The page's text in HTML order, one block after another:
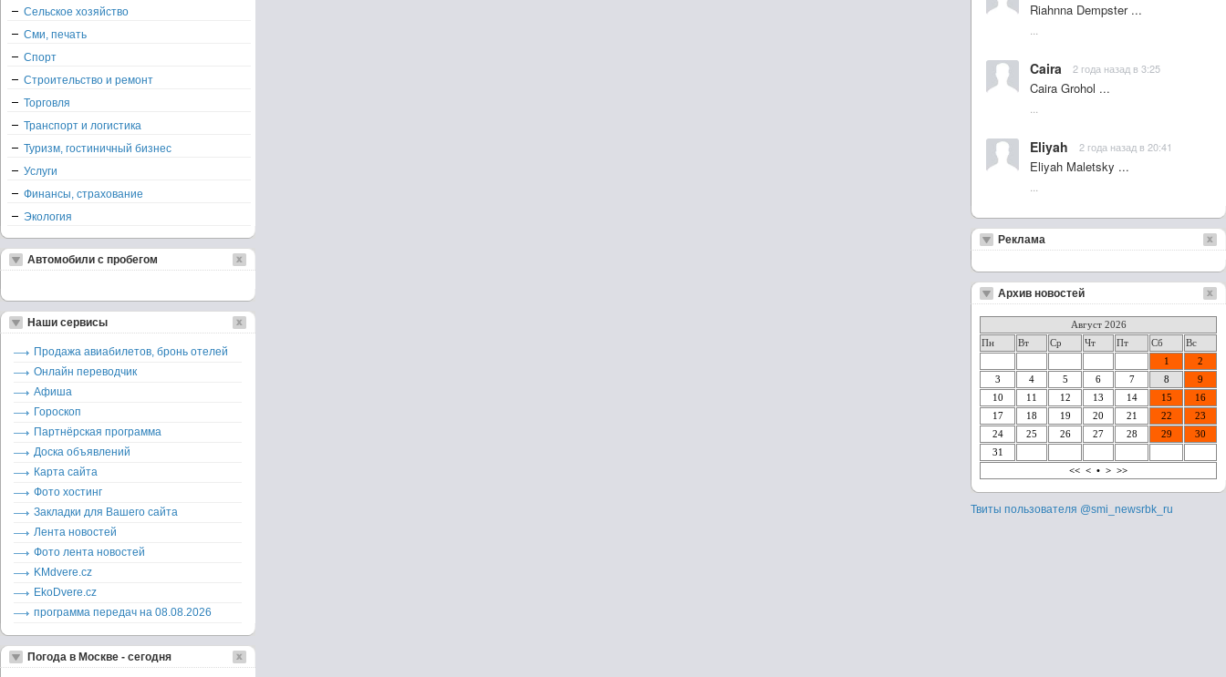
Сельское хозяйство
Сми, печать
Спорт
Строительство и ремонт
Торговля
Транспорт и логистика
Туризм, гостиничный бизнес
Услуги
Финансы, страхование
Экология
Автомобили с пробегом
Наши сервисы
Продажа авиабилетов, бронь отелей
Онлайн переводчик
Афиша
Гороскоп
Партнёрская программа
Доска объявлений
Карта сайта
Фото хостинг
Закладки для Вашего сайта
Лента новостей
Фото лента новостей
KMdvere.cz
EkoDvere.cz
программа передач на 08.08.2026
Погода в Москве - сегодня
Riahnna Dempster ...
Caira 2 года назад в 3:25
Caira Grohol ...
Eliyah 2 года назад в 20:41
Eliyah Maletsky ...
Реклама
Архив новостей
Август 2026
Пн
Вт Ср Чт Пт Сб
Вс
1
2
3
4 5 6 7 8
9
10
11 12 13 14 15
16
17
18 19 20 21 22
23
24
25 26 27 28 29
30
31
<< < • > >>
Твиты пользователя @smi_newsrbk_ru